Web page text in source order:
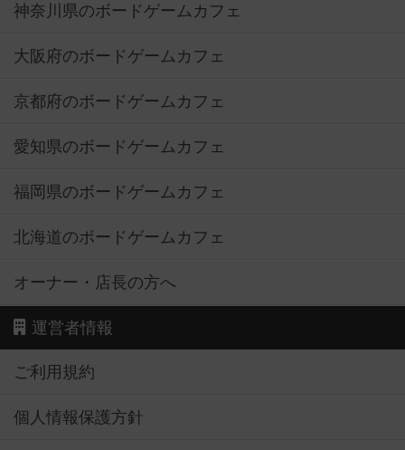
神奈川県のボードゲームカフェ
大阪府のボードゲームカフェ
京都府のボードゲームカフェ
愛知県のボードゲームカフェ
福岡県のボードゲームカフェ
北海道のボードゲームカフェ
オーナー・店長の方へ
運営者情報
ご利用規約
個人情報保護方針